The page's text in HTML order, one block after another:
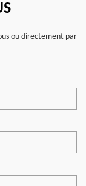
ou directement par